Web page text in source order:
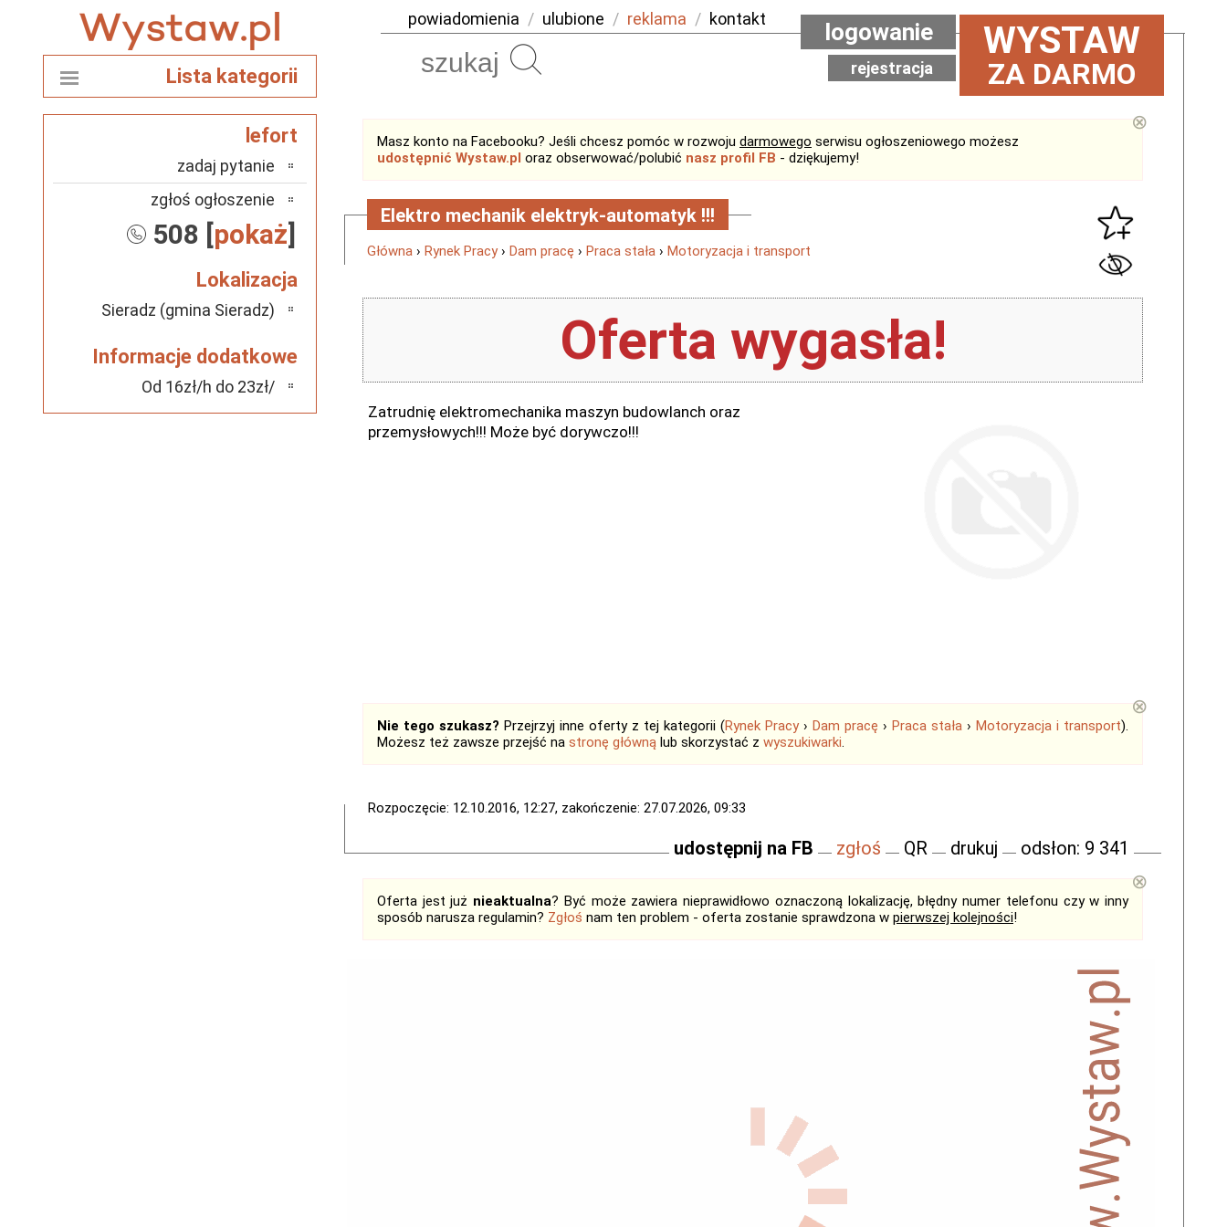
powiadomienia / ulubione / reklama / kontakt WYSTAW
ZA DARMO
logowanie
rejestracja
Masz konto na Facebooku? Jeśli chcesz pomóc w rozwoju darmowego serwisu ogłoszeniowego możesz
udostępnić Wystaw.pl oraz obserwować/polubić nasz profil FB - dziękujemy!
⊗
Elektro mechanik elektryk-automatyk !!!
Główna › Rynek Pracy› Dam pracę › Praca stała › Motoryzacja i transport
Oferta wygasła!
Zatrudnię elektromechanika maszyn budowlanch oraz
przemysłowych!!! Może być dorywczo!!!
Nie tego szukasz? Przejrzyj inne oferty z tej kategorii (Rynek Pracy› Dam pracę › Praca stała › Motoryzacja i transport).
Możesz też zawsze przejść na stronę główną lub skorzystać z wyszukiwarki.
⊗
Rozpoczęcie: 12.10.2016, 12:27, zakończenie: 27.07.2026, 09:33
udostępnij na FB zgłoś QR drukuj odsłon: 9 341
Oferta jest już nieaktualna? Być może zawiera nieprawidłowo oznaczoną lokalizację, błędny numer telefonu czy w inny
sposób narusza regulamin? Zgłoś nam ten problem - oferta zostanie sprawdzona w pierwszej kolejności!
⊗
Lista kategorii
lefort
zadaj pytanie
zgłoś ogłoszenie
508 [pokaż]
Lokalizacja
Sieradz (gmina Sieradz)
Informacje dodatkowe
Od 16zł/h do 23zł/